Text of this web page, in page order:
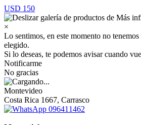
USD 150
×
Lo sentimos, en este momento no
elegido.
Si lo deseas, te podemos avisar cuando
Notificarme
No gracias
Montevideo
Costa Rica 1667, Carrasco
096411462